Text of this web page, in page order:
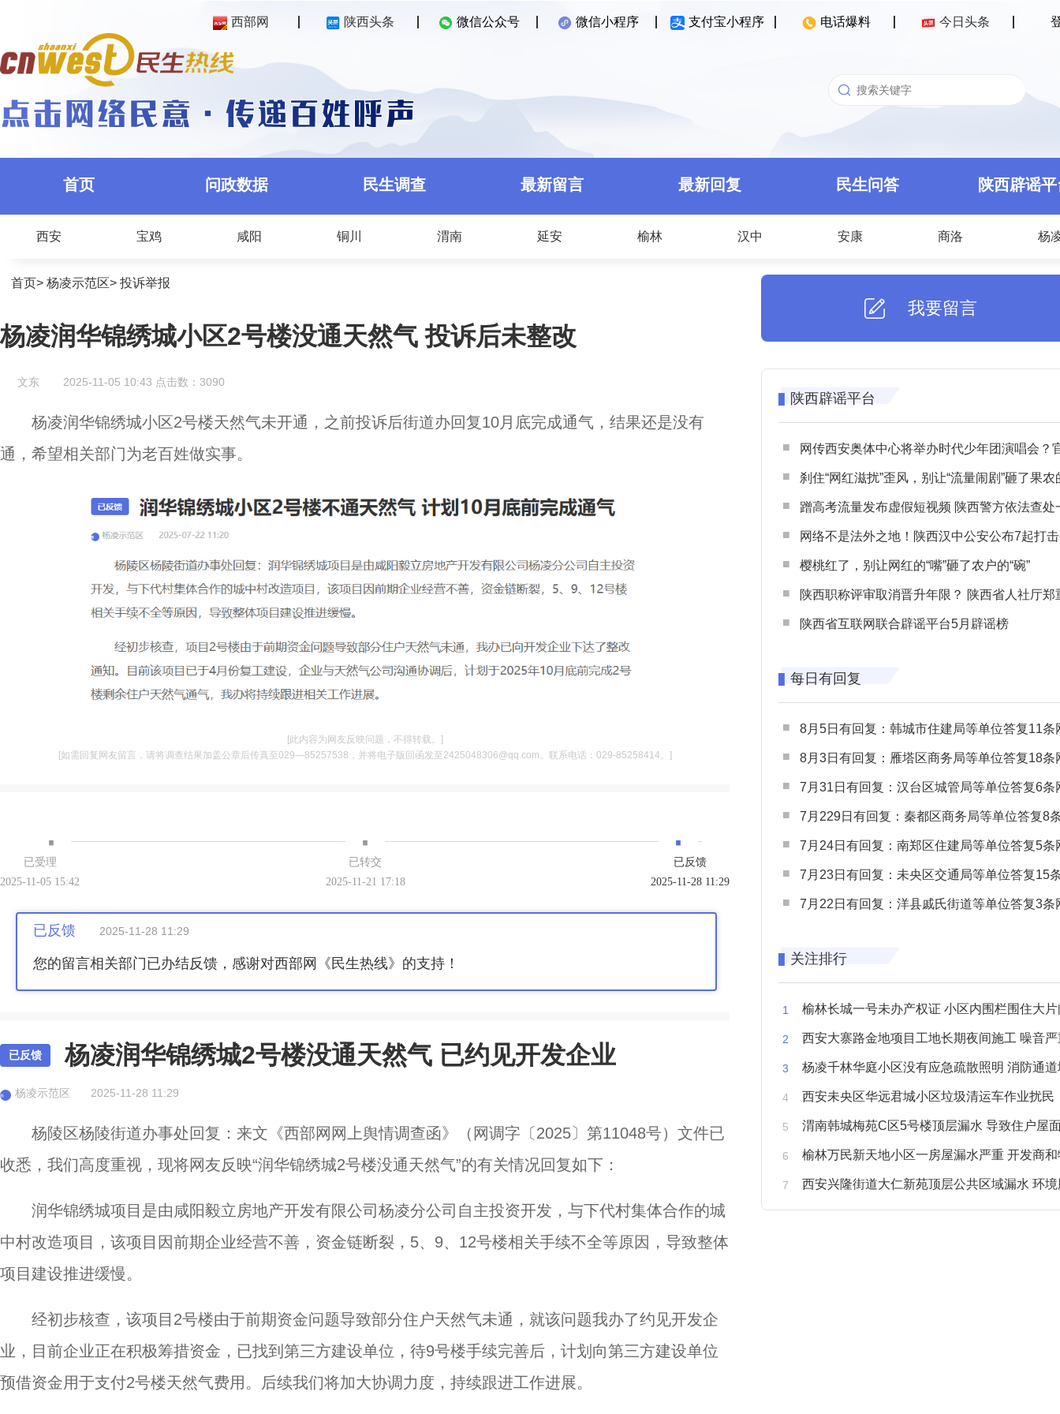
西部网 陕西头条 微信公众号 微信小程序 支付宝小程序 电话爆料 今日头条
首页 问政数据 民生调查 最新留言 最新回复 民生问答 陕西辟谣
西安 宝鸡 咸阳 铜川 渭南 延安 榆林 汉中 安康 商洛 杨
首页> 杨凌示范区> 投诉举报
杨凌润华锦绣城小区2号楼没通天然气 投诉后未整改
文东 2025-11-05 10:43 点击数： 3090
杨凌润华锦绣城小区2号楼天然气未开通，之前投诉后街道办回复10月底完成通气，结果还是没有
通，希望相关部门为老百姓做实事。
[此内容为网友反映问题，不得转载。]
[如需回复网友留言，请将调查结果加盖公章后传真至029—85257538，并将电子版回函发至2425048306@qq.com。联系电话：029-85258414。]
· · ·
已受理
2025-11-05 15:42
已转交
2025-11-21 17:18
已反馈
2025-11-28 11:29
已反馈 2025-11-28 11:29
您的留言相关部门已办结反馈，感谢对西部网《民生热线》的支持！
已反馈 杨凌润华锦绣城2号楼没通天然气 已约见开发企业
杨 杨凌示范区 2025-11-28 11:29
杨陵区杨陵街道办事处回复：来文《西部网网上舆情调查函》（网调字〔2025〕第11048号）文件已
收悉，我们高度重视，现将网友反映“润华锦绣城2号楼没通天然气”的有关情况回复如下：
润华锦绣城项目是由咸阳毅立房地产开发有限公司杨凌分公司自主投资开发，与下代村集体合作的城
中村改造项目，该项目因前期企业经营不善，资金链断裂，5、9、12号楼相关手续不全等原因，导致整体
项目建设推进缓慢。
经初步核查，该项目2号楼由于前期资金问题导致部分住户天然气未通，就该问题我办了约见开发企
业，目前企业正在积极筹措资金，已找到第三方建设单位，待9号楼手续完善后，计划向第三方建设单位
预借资金用于支付2号楼天然气费用。后续我们将加大协调力度，持续跟进工作进展。
我要留言
陕西辟谣平台
网传西安奥体中心将举办时代少年团演唱会？官方回应：纯
刹住“网红滋扰”歪风，别让“流量闹剧”砸了果农
蹭高考流量发布虚假短视频 陕西警方依法查处一起涉高考网络
网络不是法外之地！陕西汉中公安公布7起打击整治网谣网暴典型
樱桃红了，别让网红的“嘴”砸了农户的“碗”
陕西职称评审取消晋升年限？ 陕西省人社厅郑重声明 谨防职称评审不实言
陕西省互联网联合辟谣平台5月辟谣榜
每日有回复
8月5日有回复：韩城市住建局等单位答复11条网民
8月3日有回复：雁塔区商务局等单位答复18条网民
7月31日有回复：汉台区城管局等单位答复6条网民
7月229日有回复：秦都区商务局等单位答复8条网民
7月24日有回复：南郑区住建局等单位答复5条网民
7月23日有回复：未央区交通局等单位答复15条网民
7月22日有回复：洋县戚氏街道等单位答复3条网民
关注排行
榆林长城一号未办产权证 小区内围栏围住大片闲置
西安大寨路金地项目工地长期夜间施工 噪音严重
杨凌千林华庭小区没有应急疏散照明 消防通
西安未央区华远君城小区垃圾清运车作业扰民
渭南韩城梅苑C区5号楼顶层漏水 导致住户屋面被
榆林万民新天地小区一房屋漏水严重 开发商和物业不予
西安兴隆街道大仁新苑顶层公共区域漏水 环